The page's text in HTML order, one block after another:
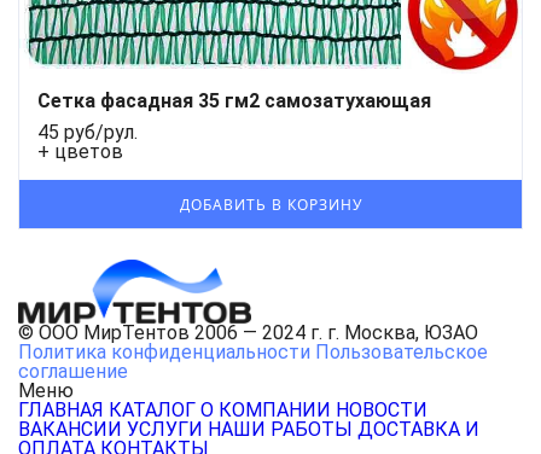
Сетка фасадная 35 гм2 самозатухающая
45 руб/рул.
+ цветов
© ООО МирТентов 2006 — 2024 г. г. Москва, ЮЗАО
Политика конфиденциальности Пользовательское
соглашение
Меню
ГЛАВНАЯ КАТАЛОГ О КОМПАНИИ НОВОСТИ
ВАКАНСИИ УСЛУГИ НАШИ РАБОТЫ ДОСТАВКА И
ОПЛАТА КОНТАКТЫ